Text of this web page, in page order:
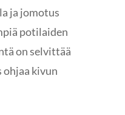
ja jomotus
potilaiden
on selvittää
ohjaa kivun